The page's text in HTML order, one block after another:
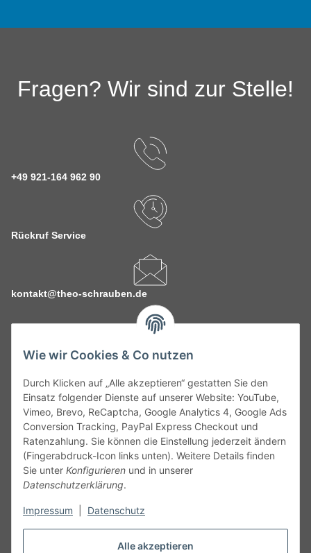
Alle akzeptieren
Wie wir Cookies & Co nutzen
Durch Klicken auf „Alle akzeptieren“ gestatten Sie den
Einsatz folgender Dienste auf unserer Website: YouTube,
Vimeo, Brevo, ReCaptcha, Google Analytics 4, Google Ads
Conversion Tracking, PayPal Express Checkout und
Ratenzahlung. Sie können die Einstellung jederzeit ändern
(Fingerabdruck-Icon links unten). Weitere Details finden
Sie unter Konfigurieren und in unserer
Datenschutzerklärung.
Impressum Datenschutz
Fragen? Wir sind zur Stelle!
+49 921-164 962 90
Rückruf Service
kontakt@theo-schrauben.de
Service
Gesetzliche Informationen
Alle technischen Angaben ohne Gewähr. Irrtümer und fehlerhafte
Angaben vorbehalten. Wenn Sie Datenblätter oder spezielle
unseren Kundenservice. Abbildungen der Artikel können